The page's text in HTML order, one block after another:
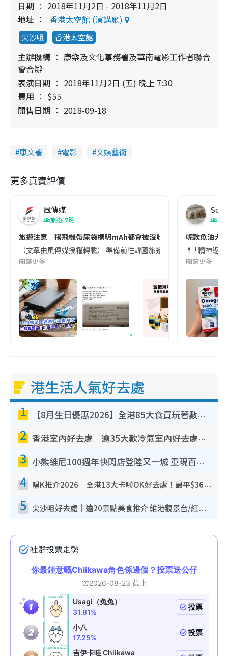
日期
2018年11月2日 - 2018年11月2日
地址
香港太空館 (演講廳)
尖沙咀 香港太空館
主辦機構
康樂及文化事務署及華南電影工作者聯合
會合辦
表演日期
2018年11月2日 (五) 晚上 7:30
費用
$55
開售日期
2018-09-18
康文署 電影 文娛藝術
更多真實評價
風傳媒
旅遊攻略
旅遊注意｜搭飛機帶尿袋標明mAh都會被沒收😱出發前切記檢查
（文章由風傳媒授權轉載） 準備前往韓國旅遊的民眾，近期要
閱讀更多
Soul
呢款魚油大
💊 ｢精神返
閱讀更多
港生活人氣好去處
1 【8月生日優惠2026】全港85大食買玩著數攻略 自助餐/火鍋放題同行免費＋誠品/DONKI送現金券
2 香港室內好去處｜逾35大歎冷氣室內好去處推介 室內活動免費避雨無懼落雨
3 小熊維尼100週年快閃店登陸又一城 重現百畝森林經典場景／獨家限定盲盒登場／專屬DIY香水
4 唱K推介2026︱全港13大卡啦OK好去處！最平$36起 日文K都有！(附地址+收費詳情)
5 尖沙咀好去處｜逾20景點美食推介 維港觀景台/紅磚古蹟/九龍公園/室內遊樂場